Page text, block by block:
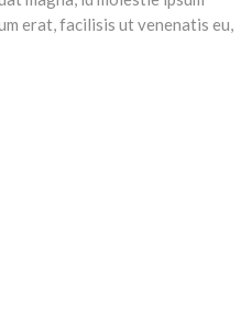
erat, facilisis ut venenatis eu,